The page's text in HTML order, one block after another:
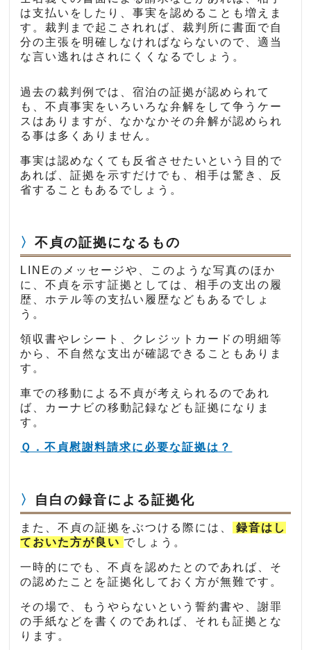
は支払いをしたり、事実を認めることも増えま
す。裁判まで起こされれば、裁判所に書面で自
分の主張を明確しなければならないので、適当
な言い逃れはされにくくなるでしょう。
過去の裁判例では、宿泊の証拠が認められて
も、不貞事実をいろいろな弁解をして争うケー
スはありますが、なかなかその弁解が認められ
る事は多くありません。
事実は認めなくても反省させたいという目的で
あれば、証拠を示すだけでも、相手は驚き、反
省することもあるでしょう。
不貞の証拠になるもの
LINEのメッセージや、このような写真のほか
に、不貞を示す証拠としては、相手の支出の履
歴、ホテル等の支払い履歴などもあるでしょ
う。
領収書やレシート、クレジットカードの明細等
から、不自然な支出が確認できることもありま
す。
車での移動による不貞が考えられるのであれ
ば、カーナビの移動記録なども証拠になりま
す。
Ｑ．不貞慰謝料請求に必要な証拠は？
自白の録音による証拠化
また、不貞の証拠をぶつける際には、
録音はし
ておいた方が良い でしょう。
一時的にでも、不貞を認めたとのであれば、そ
の認めたことを証拠化しておく方が無難です。
その場で、もうやらないという誓約書や、謝罪
の手紙などを書くのであれば、それも証拠とな
ります。